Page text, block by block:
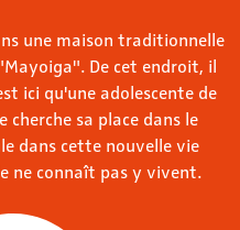
une maison traditionnelle
De cet endroit, il
ici qu'une adolescente de
sa place dans le
dans cette nouvelle vie
ne connaît pas y vivent.